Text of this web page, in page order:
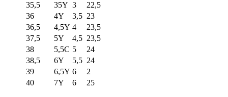
35,5
35Y 3
22,5
36
4Y 3,5 23
36,5
4,5Y 4
23,5
37,5
5Y 4,5 23,5
38
5,5C 5
24
38,5
6Y 5,5 24
39
6,5Y 6
2
40
7Y 6 25